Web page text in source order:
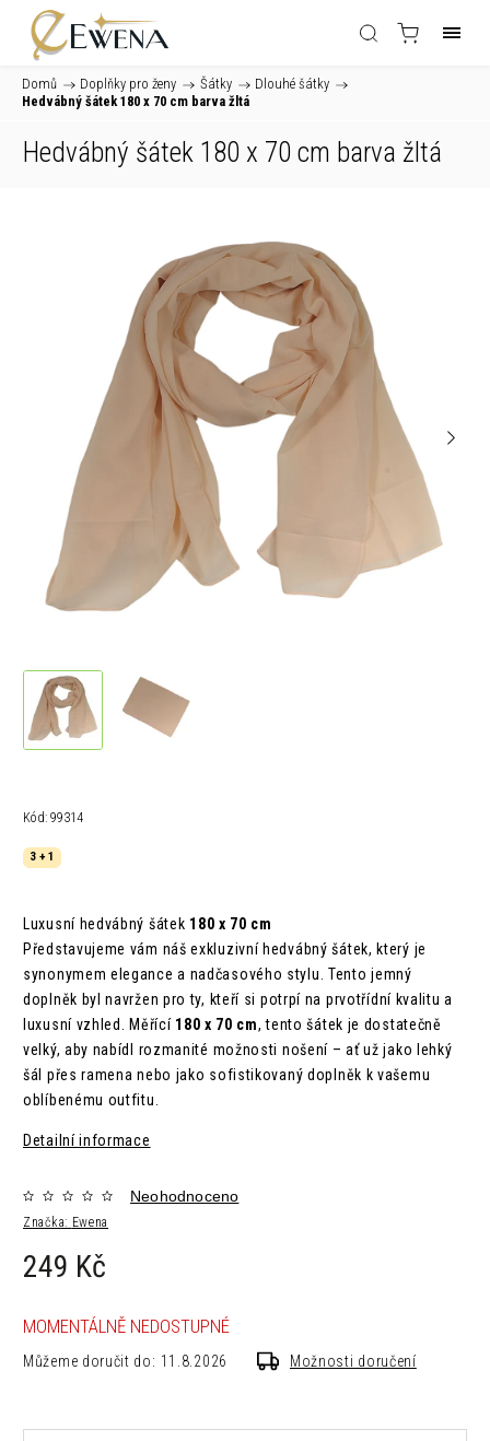
Domů / Doplňky pro ženy / Šátky / Dlouhé šátky /
Hedvábný šátek 180 x 70 cm barva žltá
Hedvábný šátek 180 x 70 cm barva žltá
Kód: 99314
3 + 1
Luxusní hedvábný šátek 180 x 70 cm
Představujeme vám náš exkluzivní hedvábný šátek, který je
synonymem elegance a nadčasového stylu. Tento jemný
doplněk byl navržen pro ty, kteří si potrpí na prvotřídní kvalitu a
luxusní vzhled. Měřící 180 x 70 cm, tento šátek je dostatečně
velký, aby nabídl rozmanité možnosti nošení – ať už jako lehký
šál přes ramena nebo jako sofistikovaný doplněk k vašemu
oblíbenému outfitu.
Detailní informace
Značka: Ewena
Neohodnoceno
249 Kč
MOMENTÁLNĚ NEDOSTUPNÉ
Můžeme doručit do: 11.8.2026 Možnosti doručení